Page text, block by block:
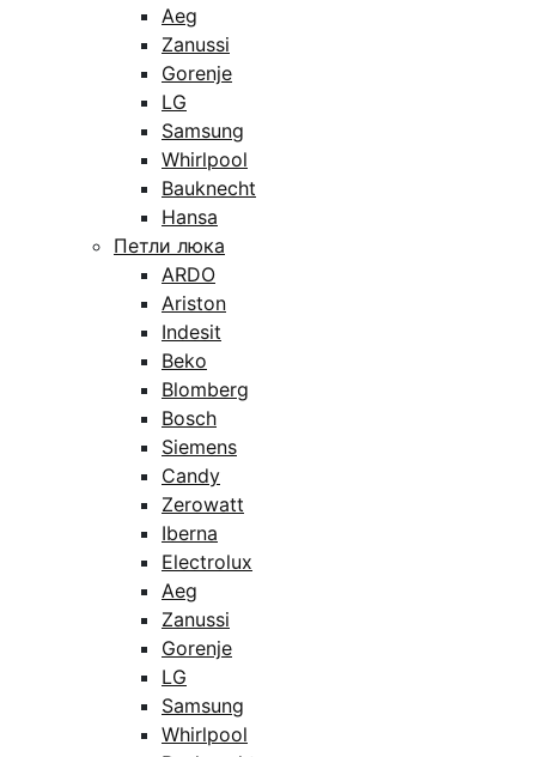
Aeg
Zanussi
Gorenje
LG
Samsung
Whirlpool
Bauknecht
Hansa
Петли люка
ARDO
Ariston
Indesit
Beko
Blomberg
Bosch
Siemens
Candy
Zerowatt
Iberna
Electrolux
Aeg
Zanussi
Gorenje
LG
Samsung
Whirlpool